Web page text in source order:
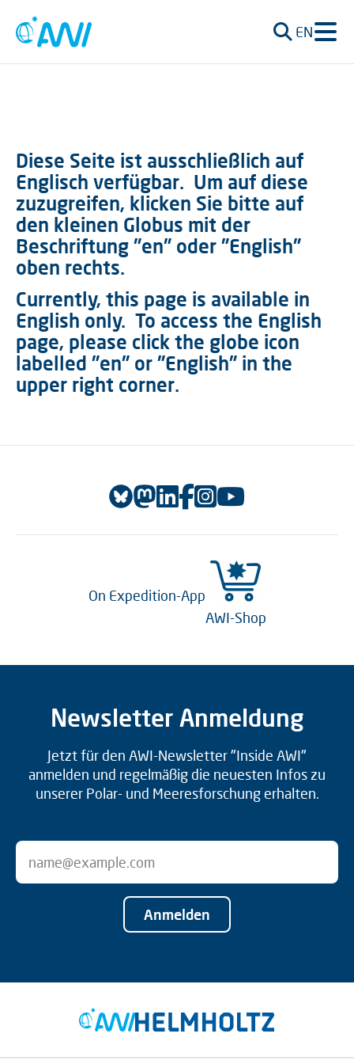
EN
Diese Seite ist ausschließlich auf
Englisch verfügbar. Um auf diese
zuzugreifen, klicken Sie bitte auf
den kleinen Globus mit der
Beschriftung "en" oder "English"
oben rechts.
Currently, this page is available in
English only. To access the English
page, please click the globe icon
labelled "en" or "English" in the
upper right corner.
On Expedition-App
AWI-Shop
Newsletter Anmeldung
Jetzt für den AWI-Newsletter "Inside AWI"
anmelden und regelmäßig die neuesten Infos zu
unserer Polar- und Meeresforschung erhalten.
Anmelden